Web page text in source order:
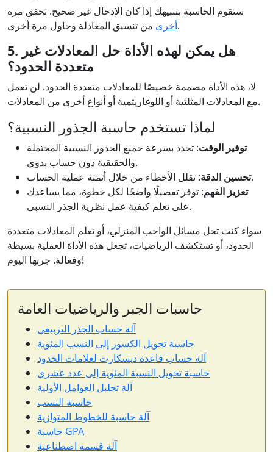
ستقوم الحاسبة بتنبيهك إذا كان الإدخال غير صحيح. تحقق مرة
أخرىمن تنسيق المعادلة وحاول مرة أخرى.
5. هل يمكن لهذه الأداة حل المعادلات غير
متعددة الحدود؟
لا، هذه الأداة مصممة خصيصًا للمعادلات متعددة الحدود. لن تعمل
مع المعادلات المثلثية أو اللوغاريتمية أو أنواع أخرى من المعادلات.
لماذا تستخدم حاسبة الجذور النسبية؟
توفير الوقت: تحدد بسرعة جميع الجذور النسبية المحتملة
والحقيقية دون حساب يدوي.
تحسين الدقة: تقلل الأخطاء من خلال أتمتة عملية الحساب.
تعزيز الفهم: توفر تفصيلًا واضحًا لكل خطوة، مما يساعدك
على تعلم كيفية عمل نظرية الجذر النسبي.
سواء كنت تحل مسائل الواجب المنزلي، أو تعلم المعادلات متعددة
الحدود، أو تستكشف الرياضيات، تجعل هذه الأداة العملية بسيطة
وفعالة. جربها اليوم!
حاسبات الجبر والرياضيات العامة
آلة حساب الجذر التربيعي
حاسبة تحويل الكسور إلى النسب المئوية
آلة حساب قاعدة ديسكارت لعلامات الحدود
حاسبة تحويل النسبة المئوية إلى عدد عشري
آلة تحليل العوامل الأولية
حاسبة النسب
آلة حاسبة للخطوط المتوازية
حاسبة GPA
آلة قسمة اصطناعية